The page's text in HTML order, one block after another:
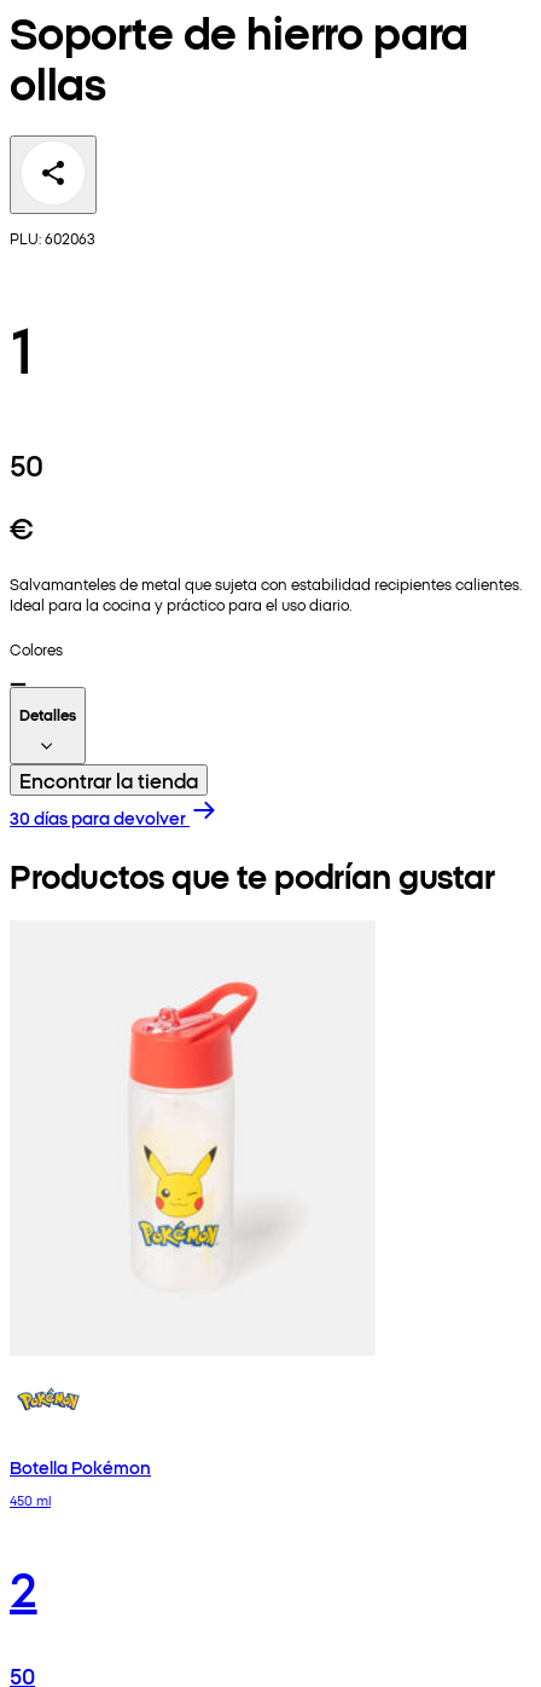
Soporte de hierro para
ollas
PLU: 602063
1
50
€
Salvamanteles de metal que sujeta con estabilidad recipientes calientes.
Ideal para la cocina y práctico para el uso diario.
Colores
Detalles
Encontrar la tienda
30 días para devolver
Productos que te podrían gustar
Botella Pokémon
450 ml
2
50